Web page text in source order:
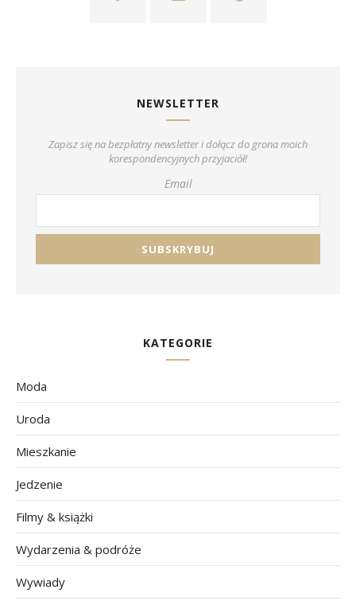
NEWSLETTER
Zapisz się na bezpłatny newsletter i dołącz do grona moich
korespondencyjnych przyjaciół!
Email
KATEGORIE
Moda
Uroda
Mieszkanie
Jedzenie
Filmy & książki
Wydarzenia & podróże
Wywiady